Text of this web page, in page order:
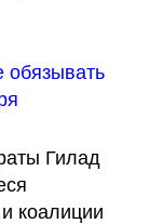
обязывать
Гилад
коалиции